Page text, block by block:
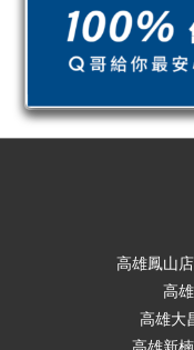
高雄鳳山
高
高雄大